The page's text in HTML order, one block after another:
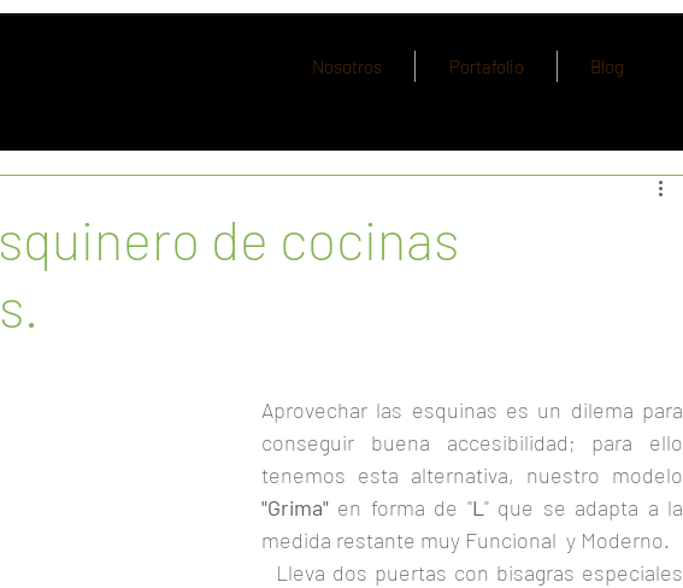
Nosotros Portafolio Blog
de cocinas
Aprovechar las esquinas es un dilema para
conseguir buena accesibilidad; para ello
"Grima" en forma de "L " que se adapta a la
medida restante muy Funcional  y Moderno.